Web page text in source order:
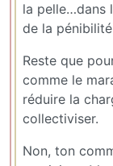
la pelle…dans
de la
Reste que
comme le
réduire la
collectiviser.
Non, ton